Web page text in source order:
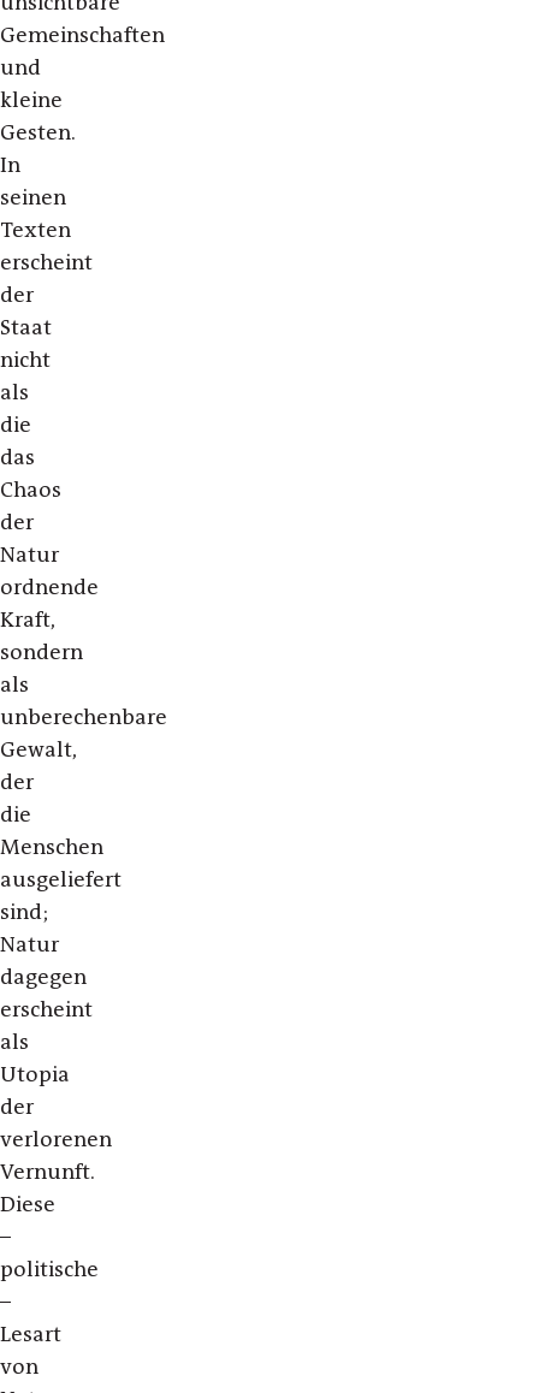
Gemeinschaften
und
kleine
Gesten.
In
seinen
Texten
erscheint
der
Staat
nicht
als
die
das
Chaos
der
Natur
ordnende
Kraft,
sondern
als
unberechenbare
Gewalt,
der
die
Menschen
ausgeliefert
sind;
Natur
dagegen
erscheint
als
Utopia
der
verlorenen
Vernunft.
Diese
–
politische
–
Lesart
von